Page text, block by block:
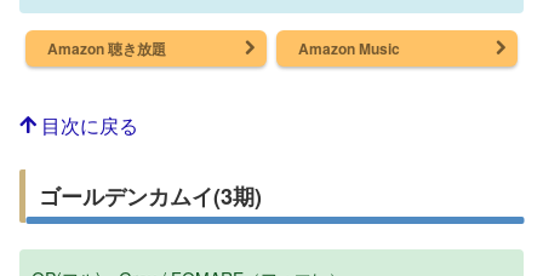
Amazon 聴き放題 Amazon Music
目次に戻る
ゴールデンカムイ(3期)